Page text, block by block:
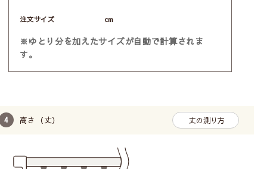
注文サイズ cm
※ゆとり分を加えたサイズが自動で計算されま
す。
高さ（丈） 丈の測り方